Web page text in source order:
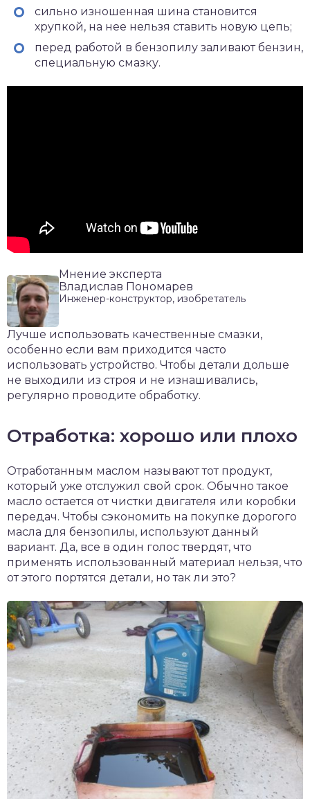
сильно изношенная шина становится
хрупкой, на нее нельзя ставить новую цепь;
перед работой в бензопилу заливают бензин,
специальную смазку.
Мнение эксперта
Владислав Пономарев
Инженер-конструктор, изобретатель
Лучше использовать качественные смазки,
особенно если вам приходится часто
использовать устройство. Чтобы детали дольше
не выходили из строя и не изнашивались,
регулярно проводите обработку.
Отработка: хорошо или плохо
Отработанным маслом называют тот продукт,
который уже отслужил свой срок. Обычно такое
масло остается от чистки двигателя или коробки
передач. Чтобы сэкономить на покупке дорогого
масла для бензопилы, используют данный
вариант. Да, все в один голос твердят, что
применять использованный материал нельзя, что
от этого портятся детали, но так ли это?